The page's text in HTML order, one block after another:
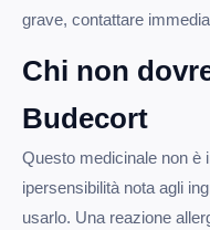
grave, contattare
Chi non
Budecort
Questo medicinale non è
ipersensibilità nota agli
usarlo. Una reazione